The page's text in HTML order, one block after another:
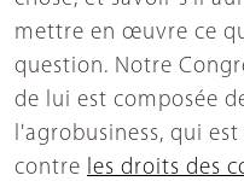
mettre en œuvre ce
question. Notre
de lui est composée
l'agrobusiness, qui
contre les droits des